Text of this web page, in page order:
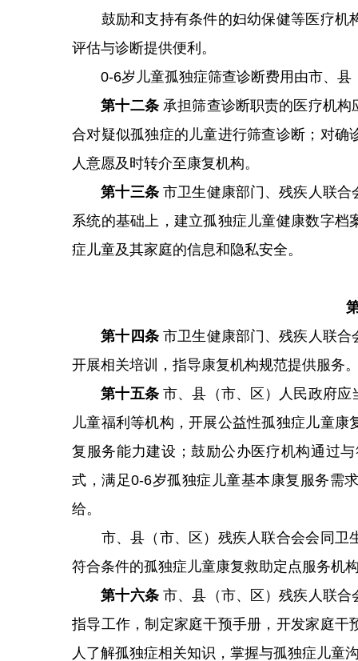
鼓励和支持有条件的妇幼保健等医疗机
评估与诊断提供便利。
0-6岁儿童孤独症筛查诊断费用由市、县
第十二条承担筛查诊断职责的医疗机构
合对疑似孤独症的儿童进行筛查诊断；对
人意愿及时转介至康复机构。
第十三条市卫生健康部门、残疾人联合
系统的基础上，建立孤独症儿童健康数字
症儿童及其家庭的信息和隐私安全。
第十四条市卫生健康部门、残疾人联合
开展相关培训，指导康复机构规范提供服务
第十五条市、县（市、区）人民政府应
儿童福利等机构，开展公益性孤独症儿童
复服务能力建设；鼓励公办医疗机构通过
式，满足0-6岁孤独症儿童基本康复服务需
给。
市、县（市、区）残疾人联合会会同卫
符合条件的孤独症儿童康复救助定点服务机
第十六条市、县（市、区）残疾人联合
指导工作，制定家庭干预手册，开发家庭
人了解孤独症相关知识，掌握与孤独症儿童